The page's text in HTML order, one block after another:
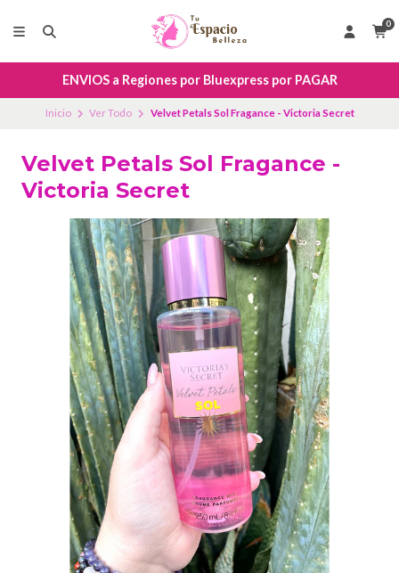
0
ENVIOS a Regiones por Bluexpress por PAGAR
Inicio Ver Todo Velvet Petals Sol Fragance - Victoria Secret
Velvet Petals Sol Fragance -
Victoria Secret